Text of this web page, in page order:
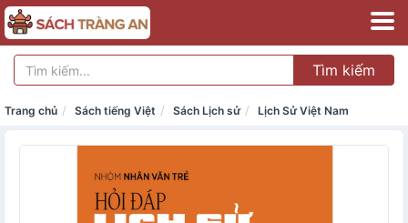
Tìm kiếm
Trang chủ Sách tiếng Việt Sách Lịch sử Lịch Sử Việt Nam